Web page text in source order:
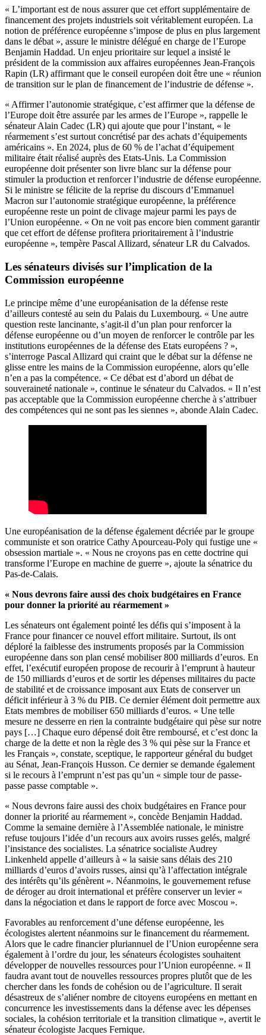
« L’important est de nous assurer que cet effort supplémentaire de
financement des projets industriels soit véritablement européen. La
notion de préférence européenne s’impose de plus en plus largement
dans le débat », assure le ministre délégué en charge de l’Europe
Benjamin Haddad. Un enjeu prioritaire sur lequel a insisté le
président de la commission aux affaires européennes Jean-François
Rapin (LR) affirmant que le conseil européen doit être une « réunion
de transition sur le plan de financement de l’industrie de défense ».
« Affirmer l’autonomie stratégique, c’est affirmer que la défense de
l’Europe doit être assurée par les armes de l’Europe », rappelle le
sénateur Alain Cadec (LR) qui ajoute que pour l’instant, « le
réarmement s’est surtout concrétisé par des achats d’équipements
américains ». En 2024, plus de 60 % de l’achat d’équipement
militaire était réalisé auprès des Etats-Unis. La Commission
européenne doit présenter son livre blanc sur la défense pour
stimuler la production et renforcer l’industrie de défense européenne.
Si le ministre se félicite de la reprise du discours d’Emmanuel
Macron sur l’autonomie stratégique européenne, la préférence
européenne reste un point de clivage majeur parmi les pays de
l’Union européenne. « On ne voit pas encore bien comment garantir
que cet effort de défense profitera prioritairement à l’industrie
européenne », tempère Pascal Allizard, sénateur LR du Calvados.
Les sénateurs divisés sur l’implication de la
Commission européenne
Le principe même d’une européanisation de la défense reste
d’ailleurs contesté au sein du Palais du Luxembourg. « Une autre
question reste lancinante, s’agit-il d’un plan pour renforcer la
défense européenne ou d’un moyen de renforcer le contrôle par les
institutions européennes de la défense des Etats européens ? »,
s’interroge Pascal Allizard qui craint que le débat sur la défense ne
glisse entre les mains de la Commission européenne, alors qu’elle
n’en a pas la compétence. « Ce débat est d’abord un débat de
souveraineté nationale », continue le sénateur du Calvados. « Il n’est
pas acceptable que la Commission européenne cherche à s’attribuer
des compétences qui ne sont pas les siennes », abonde Alain Cadec.
Une européanisation de la défense également décriée par le groupe
communiste et son oratrice Cathy Apourceau-Poly qui fustige une «
obsession martiale ». « Nous ne croyons pas en cette doctrine qui
transforme l’Europe en machine de guerre », ajoute la sénatrice du
Pas-de-Calais.
« Nous devrons faire aussi des choix budgétaires en France
pour donner la priorité au réarmement »
Les sénateurs ont également pointé les défis qui s’imposent à la
France pour financer ce nouvel effort militaire. Surtout, ils ont
déploré la faiblesse des instruments proposés par la Commission
européenne dans son plan censé mobiliser 800 milliards d’euros. En
effet, l’exécutif européen propose de recourir à l’emprunt à hauteur
de 150 milliards d’euros et de sortir les dépenses militaires du pacte
de stabilité et de croissance imposant aux Etats de conserver un
déficit inférieur à 3 % du PIB. Ce dernier élément doit permettre aux
Etats membres de mobiliser 650 milliards d’euros. « Une telle
mesure ne desserre en rien la contrainte budgétaire qui pèse sur notre
pays […] Chaque euro dépensé doit être remboursé, et c’est donc la
charge de la dette et non la règle des 3 % qui pèse sur la France et
les Français », constate, sceptique, le rapporteur général du budget
au Sénat, Jean-François Husson. Ce dernier se demande également
si le recours à l’emprunt n’est pas qu’un « simple tour de passe-
passe passe comptable ».
« Nous devrons faire aussi des choix budgétaires en France pour
donner la priorité au réarmement », concède Benjamin Haddad.
Comme la semaine dernière à l’Assemblée nationale, le ministre
refuse toujours l’idée d’un recours aux avoirs russes gelés, malgré
l’insistance des socialistes. La sénatrice socialiste Audrey
Linkenheld appelle d’ailleurs à « la saisie sans délais des 210
milliards d’euros d’avoirs russes, ainsi qu’à l’affectation intégrale
des intérêts qu’ils génèrent ». Néanmoins, le gouvernement refuse
de déroger au droit international et préfère conserver un levier «
dans la négociation et dans le rapport de force avec Moscou ».
Favorables au renforcement d’une défense européenne, les
écologistes alertent néanmoins sur le financement du réarmement.
Alors que le cadre financier pluriannuel de l’Union européenne sera
également à l’ordre du jour, les sénateurs écologistes souhaitent
développer de nouvelles ressources pour l’Union européenne. « Il
faudra avant tout de nouvelles ressources propres plutôt que de les
chercher dans les fonds de cohésion ou de l’agriculture. Il serait
désastreux de s’aliéner nombre de citoyens européens en mettant en
concurrence les investissements dans la défense avec les dépenses
sociales, la cohésion territoriale et la transition climatique », avertit le
sénateur écologiste Jacques Fernique.